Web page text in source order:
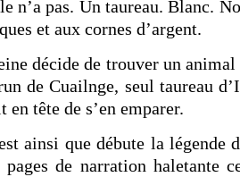
n’a pas. Un taureau. Blanc.
et aux cornes d’argent.
décide de trouver un
de Cuailnge, seul taureau
en tête de s’en emparer.
ainsi que débute la légende
pages de narration haletante